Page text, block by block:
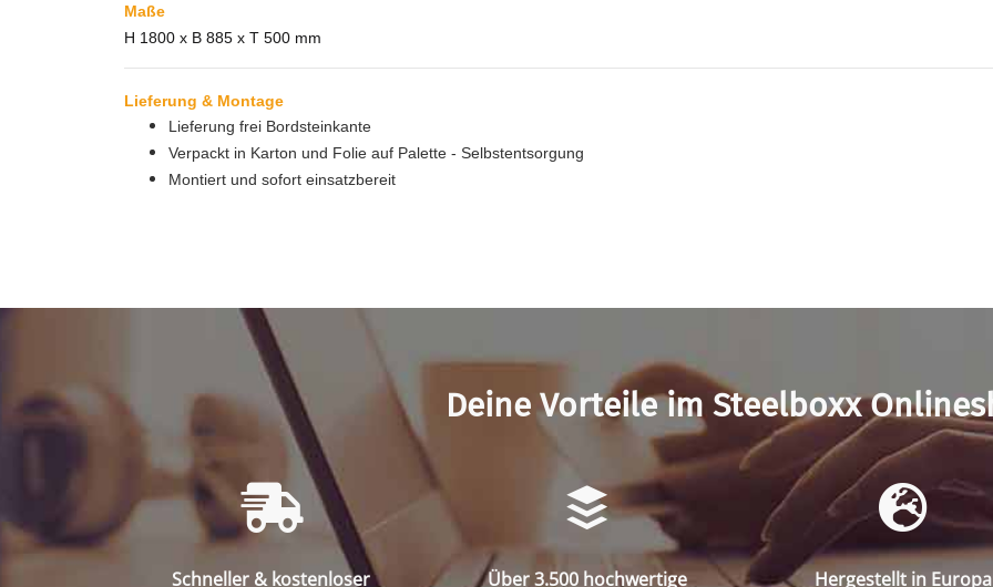
Maße
H 1800 x B 885 x T 500 mm
Lieferung & Montage
Lieferung frei Bordsteinkante
Verpackt in Karton und Folie auf Palette - Selbstentsorgung
Montiert und sofort einsatzbereit
Deine Vorteile im Steelboxx
Schneller & kostenloser
Über 3.500 hochwertige
Hergestellt in Europa